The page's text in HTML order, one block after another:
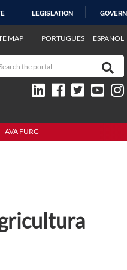
LEGISLATION
PORTUGUÊS ESPAÑOL
MAP
AVA FURG